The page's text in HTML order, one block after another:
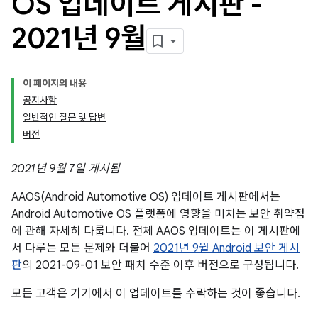
2021년 9월
이 페이지의 내용
공지사항
일반적인 질문 및 답변
버전
2021년 9월 7일 게시됨
AAOS(Android Automotive OS) 업데이트 게시판에서는
Android Automotive OS 플랫폼에 영향을 미치는 보안 취약점
에 관해 자세히 다룹니다. 전체 AAOS 업데이트는 이 게시판에
서 다루는 모든 문제와 더불어 2021년 9월 Android 보안 게시
판의 2021-09-01 보안 패치 수준 이후 버전으로 구성됩니다.
모든 고객은 기기에서 이 업데이트를 수락하는 것이 좋습니다.